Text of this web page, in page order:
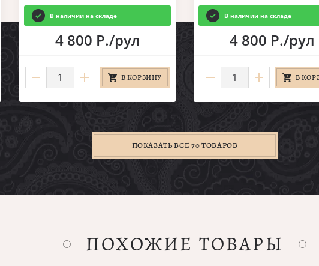
В наличии на складе
4 800 Р./рул
В КОРЗИНУ
В наличии на складе
4 800 Р./рул
В
ПОКАЗАТЬ ВСЕ 70 ТОВАРОВ
ПОХОЖИЕ ТОВАРЫ